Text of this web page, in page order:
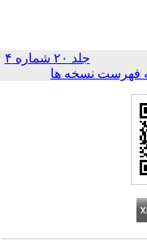
جلد ۲۰ شماره ۴
نسخه ها